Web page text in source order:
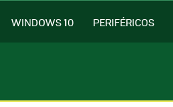
WINDOWS 10 PERIFÉRICOS